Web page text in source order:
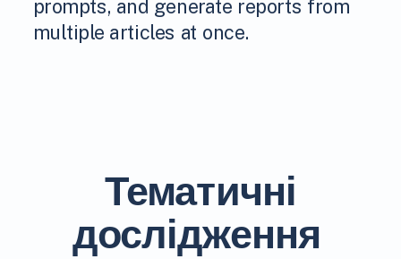
prompts, and generate reports from
multiple articles at once.
Тематичні
дослідження